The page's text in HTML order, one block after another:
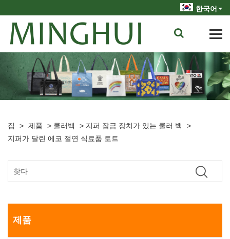
한국어
집 > 제품 > 쿨러백 > 지퍼 잠금 장치가 있는 쿨러 백
>
지퍼가 달린 에코 절연 식료품 토트
제품